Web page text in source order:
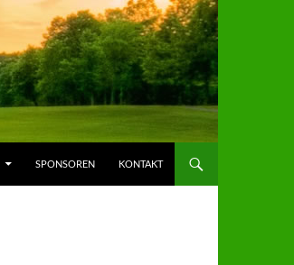
SPONSOREN KONTAKT